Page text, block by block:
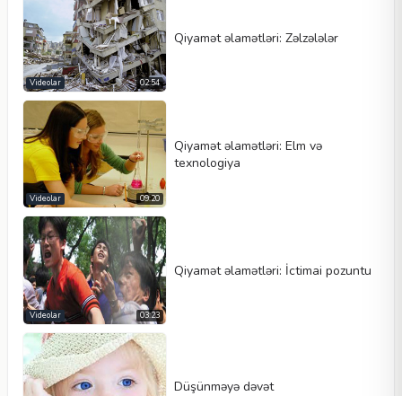
02:54
Videolar
Qiyamət əlamətləri: Zəlzələlər
09:20
Videolar
Qiyamət əlamətləri: Elm və
texnologiya
03:23
Videolar
Qiyamət əlamətləri: İctimai pozuntu
Düşünməyə dəvət